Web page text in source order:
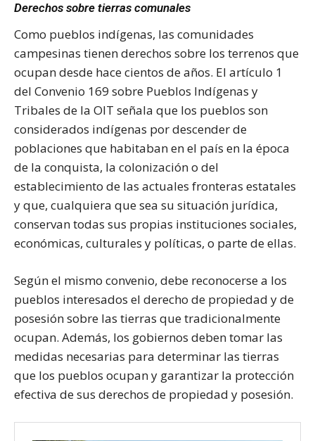
Derechos sobre tierras comunales
Como pueblos indígenas, las comunidades
campesinas tienen derechos sobre los terrenos que
ocupan desde hace cientos de años. El artículo 1
del Convenio 169 sobre Pueblos Indígenas y
Tribales de la OIT señala que los pueblos son
considerados indígenas por descender de
poblaciones que habitaban en el país en la época
de la conquista, la colonización o del
establecimiento de las actuales fronteras estatales
y que, cualquiera que sea su situación jurídica,
conservan todas sus propias instituciones sociales,
económicas, culturales y políticas, o parte de ellas.
Según el mismo convenio, debe reconocerse a los
pueblos interesados el derecho de propiedad y de
posesión sobre las tierras que tradicionalmente
ocupan. Además, los gobiernos deben tomar las
medidas necesarias para determinar las tierras
que los pueblos ocupan y garantizar la protección
efectiva de sus derechos de propiedad y posesión.